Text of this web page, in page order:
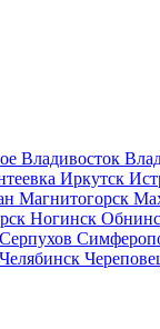
Владивосток
Иркутск
Магнитогорск
Ногинск
Серпухов
Челябинск